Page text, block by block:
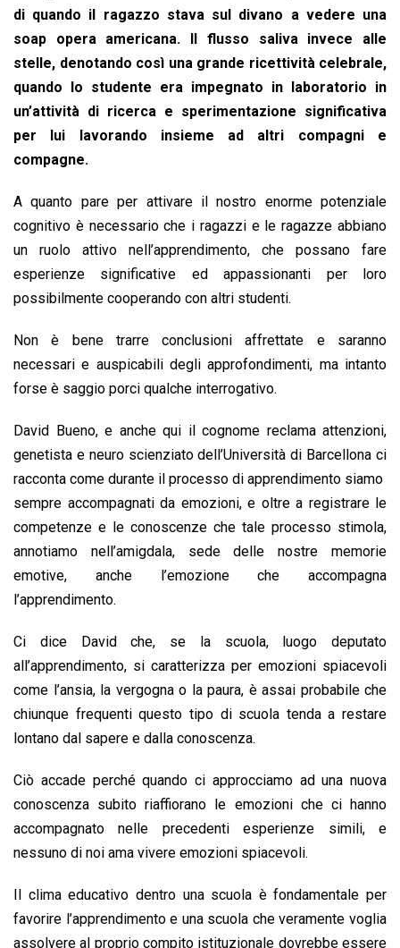
di quando il ragazzo stava sul divano a vedere una
soap opera americana.
Il flusso saliva invece alle
stelle, denotando così una grande ricettività celebrale,
quando lo studente era impegnato in laboratorio in
un’attività di ricerca e sperimentazione significativa
per lui lavorando insieme ad altri compagni e
compagne.
A quanto pare per attivare il nostro enorme potenziale
cognitivo è necessario che i ragazzi e le ragazze abbiano
un ruolo attivo nell’apprendimento, che possano fare
esperienze significative ed appassionanti per loro
possibilmente cooperando con altri studenti.
Non è bene trarre conclusioni affrettate e saranno
necessari e auspicabili degli approfondimenti, ma intanto
forse è saggio porci qualche interrogativo.
David Bueno, e anche qui il cognome reclama attenzioni,
genetista e neuro scienziato dell’Università di Barcellona ci
racconta come durante il processo di apprendimento siamo
sempre accompagnati da emozioni, e oltre a registrare le
competenze e le conoscenze che tale processo stimola,
annotiamo nell’amigdala, sede delle nostre memorie
emotive, anche l’emozione che accompagna
l’apprendimento.
Ci dice David che, se la scuola, luogo deputato
all’apprendimento, si caratterizza per emozioni spiacevoli
come l’ansia, la vergogna o la paura, è assai probabile che
chiunque frequenti questo tipo di scuola tenda a restare
lontano dal sapere e dalla conoscenza.
Ciò accade perché quando ci approcciamo ad una nuova
conoscenza subito riaffiorano le emozioni che ci hanno
accompagnato nelle precedenti esperienze simili, e
nessuno di noi ama vivere emozioni spiacevoli.
Il clima educativo dentro una scuola è fondamentale per
favorire l’apprendimento e una scuola che veramente voglia
assolvere al proprio compito istituzionale dovrebbe essere